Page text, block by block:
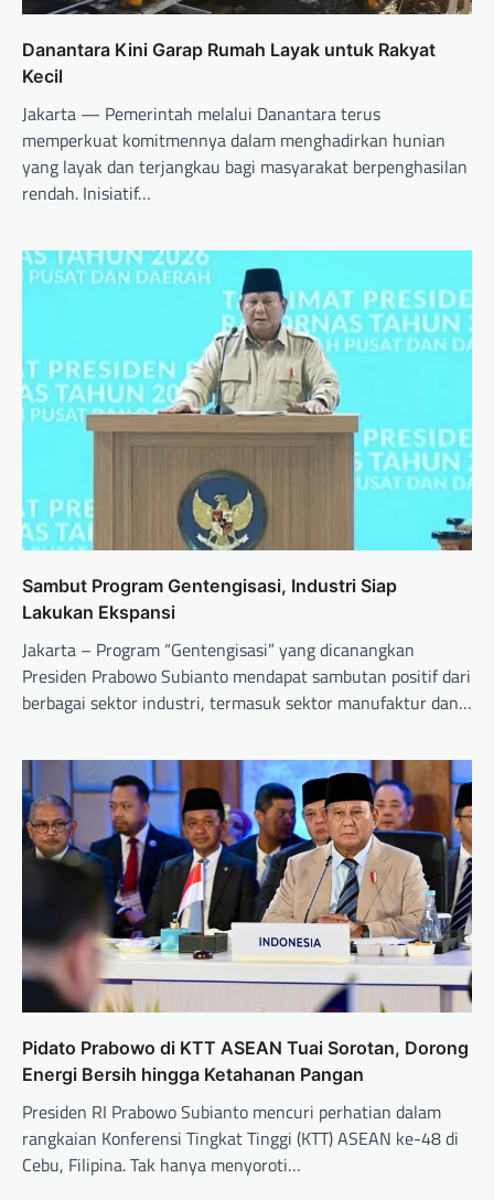
Danantara Kini Garap Rumah Layak untuk Rakyat
Kecil
Jakarta — Pemerintah melalui Danantara terus
memperkuat komitmennya dalam menghadirkan hunian
yang layak dan terjangkau bagi masyarakat berpenghasilan
rendah. Inisiatif…
Sambut Program Gentengisasi, Industri Siap
Lakukan Ekspansi
Jakarta – Program “Gentengisasi” yang dicanangkan
Presiden Prabowo Subianto mendapat sambutan positif dari
berbagai sektor industri, termasuk sektor manufaktur dan…
Pidato Prabowo di KTT ASEAN Tuai Sorotan, Dorong
Energi Bersih hingga Ketahanan Pangan
Presiden RI Prabowo Subianto mencuri perhatian dalam
rangkaian Konferensi Tingkat Tinggi (KTT) ASEAN ke-48 di
Cebu, Filipina. Tak hanya menyoroti…